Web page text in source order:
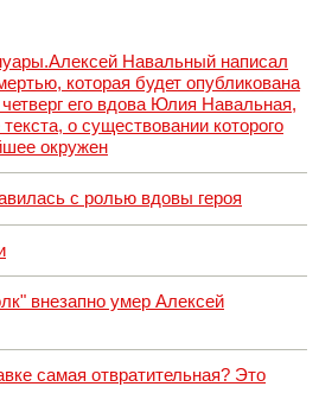
Навальный написал
которая будет опубликована
его вдова Юлия Навальная,
о существовании которого
окружен
с ролью вдовы героя
внезапно умер Алексей
самая отвратительная? Это